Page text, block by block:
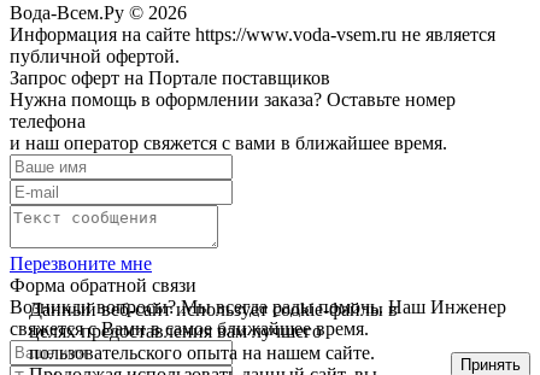
Вода-Всем.Ру © 2026
Информация на сайте https://www.voda-vsem.ru не является
публичной офертой.
Запрос оферт на Портале поставщиков
Нужна помощь в оформлении заказа? Оставьте номер
телефона
и наш оператор свяжется с вами в ближайшее время.
Перезвоните мне
Форма обратной связи
Возникли вопросы? Мы всегда рады помочь. Наш Инженер
свяжется с Вами в самое ближайшее время.
Данный веб-сайт использует cookie-файлы в
целях предоставления вам лучшего
пользовательского опыта на нашем сайте.
Принять